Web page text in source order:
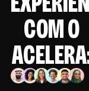
COM O